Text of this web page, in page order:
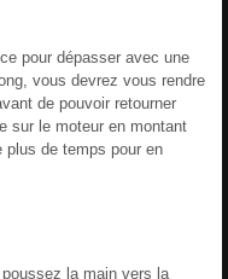
pour dépasser avec une
vous devrez vous rendre
de pouvoir retourner
sur le moteur en montant
plus de temps pour en
la main vers la